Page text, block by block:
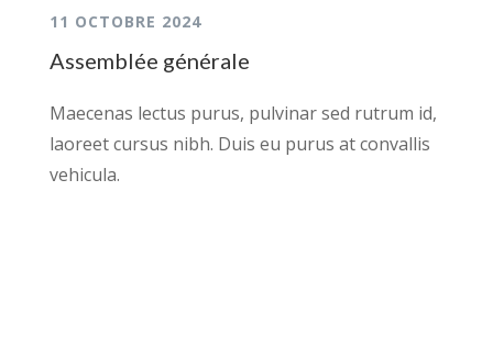
11 OCTOBRE 2024
Assemblée générale
Maecenas lectus purus, pulvinar sed rutrum id,
laoreet cursus nibh. Duis eu purus at convallis
vehicula.